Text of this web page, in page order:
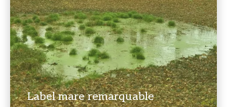
Label mare remarquable